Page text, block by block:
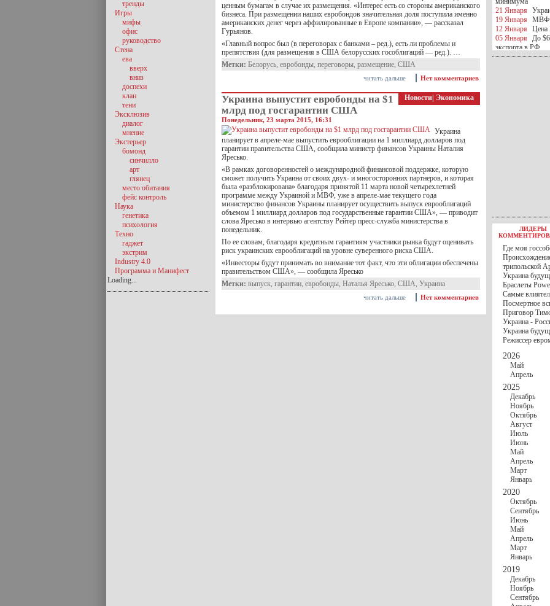
ценным бумагам в случае их размещения. «Интерес есть со стороны американского
бизнеса. При размещении наших евробондов значительная доля поступила именно
американских денег через аффилированные в Европе компании», — рассказал
Гурьянов.
«Главный вопрос был (в переговорах с банками – ред.), есть ли проблемы и
препятствия (для размещения в США белорусских гособлигаций — ред.). …
Метки: Белорусь, евробонды, переговоры, размещение, США
Нет комментариев
читать дальше
Новости Экономика
Украина выпустит евробонды на $1
млрд под госгарантии США
Понедельник, 23 марта 2015, 16:31
Украина
планирует в апреле-мае выпустить еврооблигации на 1 миллиард долларов под
гарантии правительства США, сообщила министр финансов Украины Наталия
Яресько.
«В рамках договоренностей о международной финансовой поддержке, которую
сможет получить Украина от своих двух- и многосторонних партнеров, и которая
была «разблокирована» благодаря принятой 11 марта новой четырехлетней
программе между Украиной и МВФ, уже в апреле-мае текущего года
министерство финансов Украины планирует осуществить выпуск еврооблигаций
объемом 1 миллиард долларов под государственные гарантии США», — приводит
слова Яресько в интервью агентству Рейтер пресс-служба министерства в
понедельник.
По ее словам, благодаря кредитным гарантиям участники рынка будут оценивать
риск украинских еврооблигаций на уровне суверенного риска США.
«Инвесторы будут принимать во внимание тот факт, что эти облигации обеспечены
правительством США», — сообщила Яресько
Метки: выпуск, гарантии, евробонды, Наталья Яресько, США, Украина
Нет комментариев
читать дальше
тренды
Игры
мифы
офис
руководство
Стена
ева
вверх
вниз
доспехи
клан
тени
Эксклюзив
диалог
мнение
Экстерьер
бомонд
синчилло
арт
глянец
место обитания
фейс контроль
Наука
генетика
психология
Техно
гаджет
экстрим
Industry 4.0
Программа и Манифест
Loading...
21 Января
19 Января
МВФ
12 Января
Цена
05 Января
До
экспорта в РФ
05 Января
Киев
30 Ноября С 1
30 Ноября
РФ
27 Ноября
ВВП
госбюджете
27 Ноября
Турции
17 Ноября
шестилетнего
16 Ноября
13 Ноября
10 Ноября
10 Ноября
особом статусе
03 Ноября
ЛИДЕРЫ
Где моя
трипольской
Украина
Браслеты
Самые
Посмертное
Приговор
Украина -
Украина
Режиссер
2026
Май
Апрель
2025
Декабрь
Ноябрь
Октябрь
Август
Июль
Июнь
Май
Апрель
Март
Январь
2020
Октябрь
Сентябрь
Июнь
Май
Апрель
Март
Январь
2019
Декабрь
Ноябрь
Сентябрь